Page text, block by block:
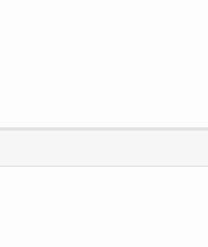
cm, Gewicht = 540
und ohne